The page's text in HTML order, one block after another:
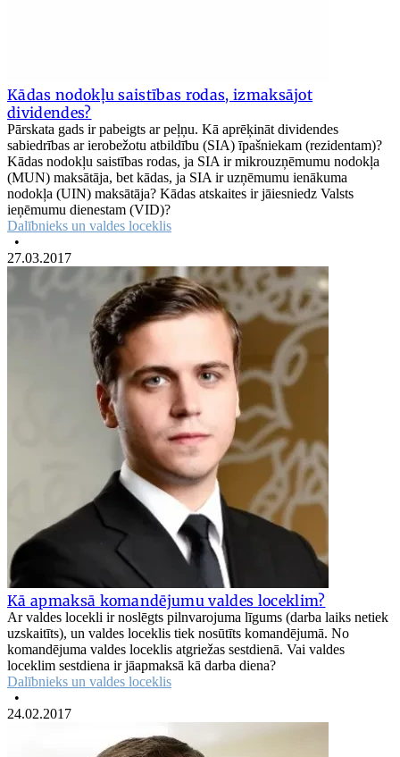
Kādas nodokļu saistības rodas, izmaksājot
dividendes?
Pārskata gads ir pabeigts ar peļņu. Kā aprēķināt dividendes
sabiedrības ar ierobežotu atbildību (SIA) īpašniekam (rezidentam)?
Kādas nodokļu saistības rodas, ja SIA ir mikrouzņēmumu nodokļa
(MUN) maksātāja, bet kādas, ja SIA ir uzņēmumu ienākuma
nodokļa (UIN) maksātāja? Kādas atskaites ir jāiesniedz Valsts
ieņēmumu dienestam (VID)?
Dalībnieks un valdes loceklis
•
27.03.2017
Kā apmaksā komandējumu valdes loceklim?
Ar valdes locekli ir noslēgts pilnvarojuma līgums (darba laiks netiek
uzskaitīts), un valdes loceklis tiek nosūtīts komandējumā. No
komandējuma valdes loceklis atgriežas sestdienā. Vai valdes
loceklim sestdiena ir jāapmaksā kā darba diena?
Dalībnieks un valdes loceklis
•
24.02.2017